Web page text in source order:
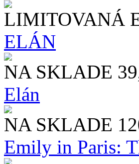
LIMITOVANÁ
ELÁN
NA SKLADE
Elán
NA SKLADE
Emily in Paris: